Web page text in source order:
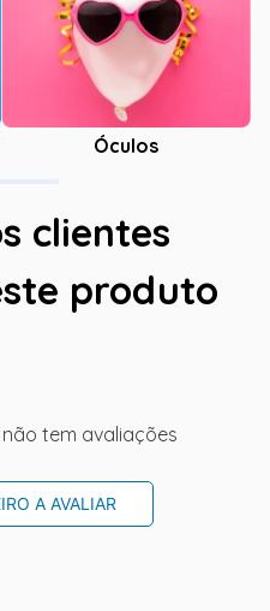
Óculos
clientes
produto
tem avaliações
A AVALIAR